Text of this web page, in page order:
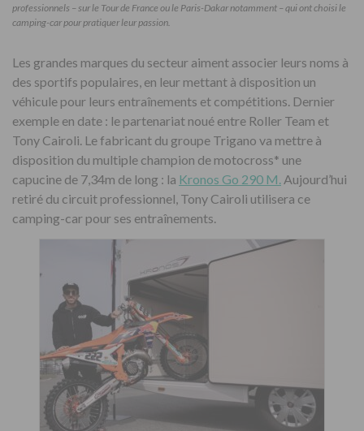
professionnels – sur le Tour de France ou le Paris-Dakar notamment – qui ont choisi le
camping-car pour pratiquer leur passion.
Les grandes marques du secteur aiment associer leurs noms à
des sportifs populaires, en leur mettant à disposition un
véhicule pour leurs entraînements et compétitions. Dernier
exemple en date : le partenariat noué entre Roller Team et
Tony Cairoli. Le fabricant du groupe Trigano va mettre à
disposition du multiple champion de motocross* une
capucine de 7,34m de long : la Kronos Go 290 M. Aujourd’hui
retiré du circuit professionnel, Tony Cairoli utilisera ce
camping-car pour ses entraînements.